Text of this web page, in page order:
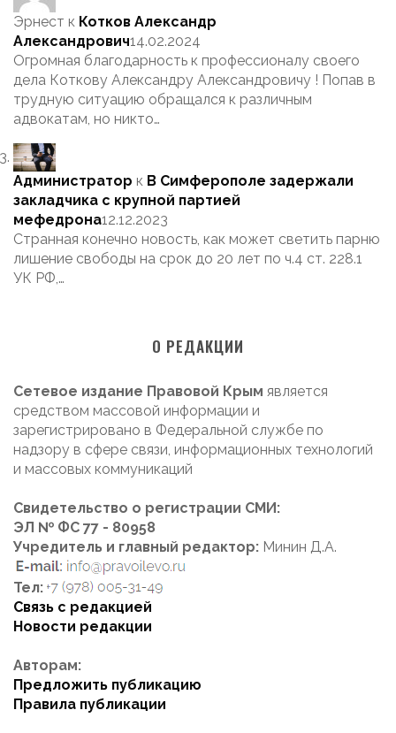
Эрнест к Котков Александр
Александрович14.02.2024
Огромная благодарность к профессионалу своего
дела Коткову Александру Александровичу ! Попав в
трудную ситуацию обращался к различным
адвокатам, но никто…
Администратор к В Симферополе задержали
закладчика с крупной партией
мефедрона12.12.2023
Странная конечно новость, как может светить парню
лишение свободы на срок до 20 лет по ч.4 ст. 228.1
УК РФ,…
О РЕДАКЦИИ
Сетевое издание Правовой Крым является
средством массовой информации и
зарегистрировано в Федеральной службе по
надзору в сфере связи, информационных технологий
и массовых коммуникаций
Свидетельство о регистрации СМИ:
ЭЛ № ФС 77 - 80958
Учредитель и главный редактор: Минин Д.А.
Тел:
Связь с редакцией
Новости редакции
Авторам:
Предложить публикацию
Правила публикации